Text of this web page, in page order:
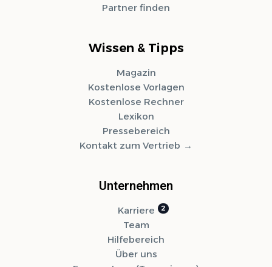
Partner finden
Wissen & Tipps
Magazin
Kostenlose Vorlagen
Kostenlose Rechner
Lexikon
Pressebereich
Kontakt zum Vertrieb
Unternehmen
Karriere
Team
Hilfebereich
Über uns